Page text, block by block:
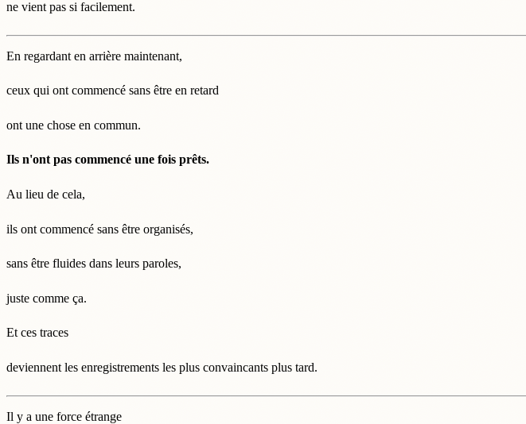
ne vient pas si facilement.
En regardant en arrière maintenant,
ceux qui ont commencé sans être en retard
ont une chose en commun.
Ils n'ont pas commencé une fois prêts.
Au lieu de cela,
ils ont commencé sans être organisés,
sans être fluides dans leurs paroles,
juste comme ça.
Et ces traces
deviennent les enregistrements les plus convaincants plus tard.
Il y a une force étrange